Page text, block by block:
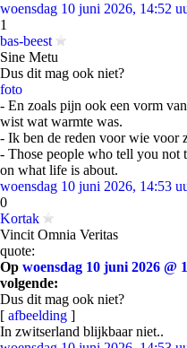
woensdag 10 juni 2026, 14:52
1
bas-beest
Sine Metu
Dus dit mag ook niet?
foto
- En zoals pijn ook een vorm
wist wat warmte was.
- Ik ben de reden voor wie voor
- Those people who tell you not
on what life is about.
woensdag 10 juni 2026, 14:53
0
Kortak
Vincit Omnia Veritas
quote:
Op woensdag 10 juni 2026 @
volgende:
Dus dit mag ook niet?
[ afbeelding ]
In zwitserland blijkbaar niet..